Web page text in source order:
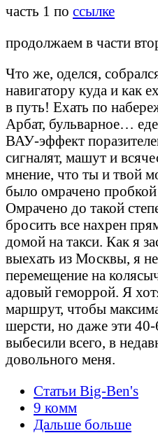
часть 1 по ссылке
продолжаем в части
Что же, оделся,
навигатору куда и как
в путь! Ехать по
Арбат, бульварное…
ВАУ-эффект
сигналят, машут и
мнение, что ты и твой
было омрачено пробкой
Омрачено до такой
бросить все нахрен
домой на такси. Как я
выехать из Москвы, я
перемещение на
адовый геморрой. Я
маршрут, чтобы
шерсти, но даже эти
выбесили всего, в
довольного меня.
Статьи Big-Ben's
9 комм
Дальше больше